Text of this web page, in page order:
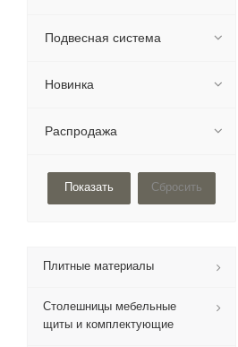
Подвесная система
Новинка
Распродажа
Сбросить
Плитные материалы
Столешницы мебельные
щиты и комплектующие